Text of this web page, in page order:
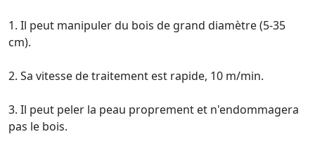
1. Il peut manipuler du bois de grand diamètre (5-35
cm).
2. Sa vitesse de traitement est rapide, 10 m/min.
3. Il peut peler la peau proprement et n'endommagera
pas le bois.